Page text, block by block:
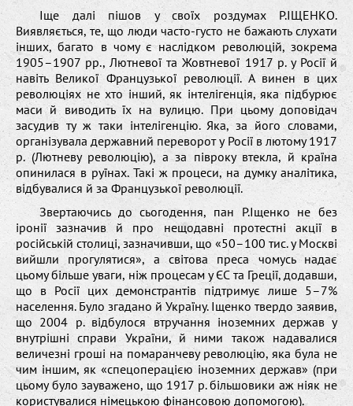
Іще далі пішов у своїх роздумах Р.ІЩЕНКО.
Виявляється, те, що люди часто-густо не бажають слухати
інших, багато в чому є наслідком революцій, зокрема
1905–1907 рр., Лютневої та Жовтневої 1917 р. у Росії й
навіть Великої Французької революції. А винен в цих
революціях не хто інший, як інтелігенція, яка підбурює
маси й виводить їх на вулицю. При цьому доповідач
засудив ту ж таки інтелігенцію. Яка, за його словами,
організувала державний переворот у Росії в лютому 1917
р. (Лютневу революцію), а за півроку втекла, й країна
опинилася в руїнах. Такі ж процеси, на думку аналітика,
відбувалися й за Французької революції.
Звертаючись до сьогодення, пан Р.Іщенко не без
іронії зазначив й про нещодавні протестні акції в
російській столиці, зазначивши, що «50–100 тис. у Москві
вийшли прогулятися», а світова преса чомусь надає
цьому більше уваги, ніж процесам у ЄС та Греції, додавши,
що в Росії цих демонстрантів підтримує лише 5–7%
населення. Було згадано й Україну. Іщенко твердо заявив,
що 2004 р. відбулося втручання іноземних держав у
внутрішні справи України, й ними також надавалися
величезні гроші на помаранчеву революцію, яка була не
чим іншим, як «спецоперацією іноземних держав» (при
цьому було зауважено, що 1917 р. більшовики аж ніяк не
користувалися німецькою фінансовою допомогою).